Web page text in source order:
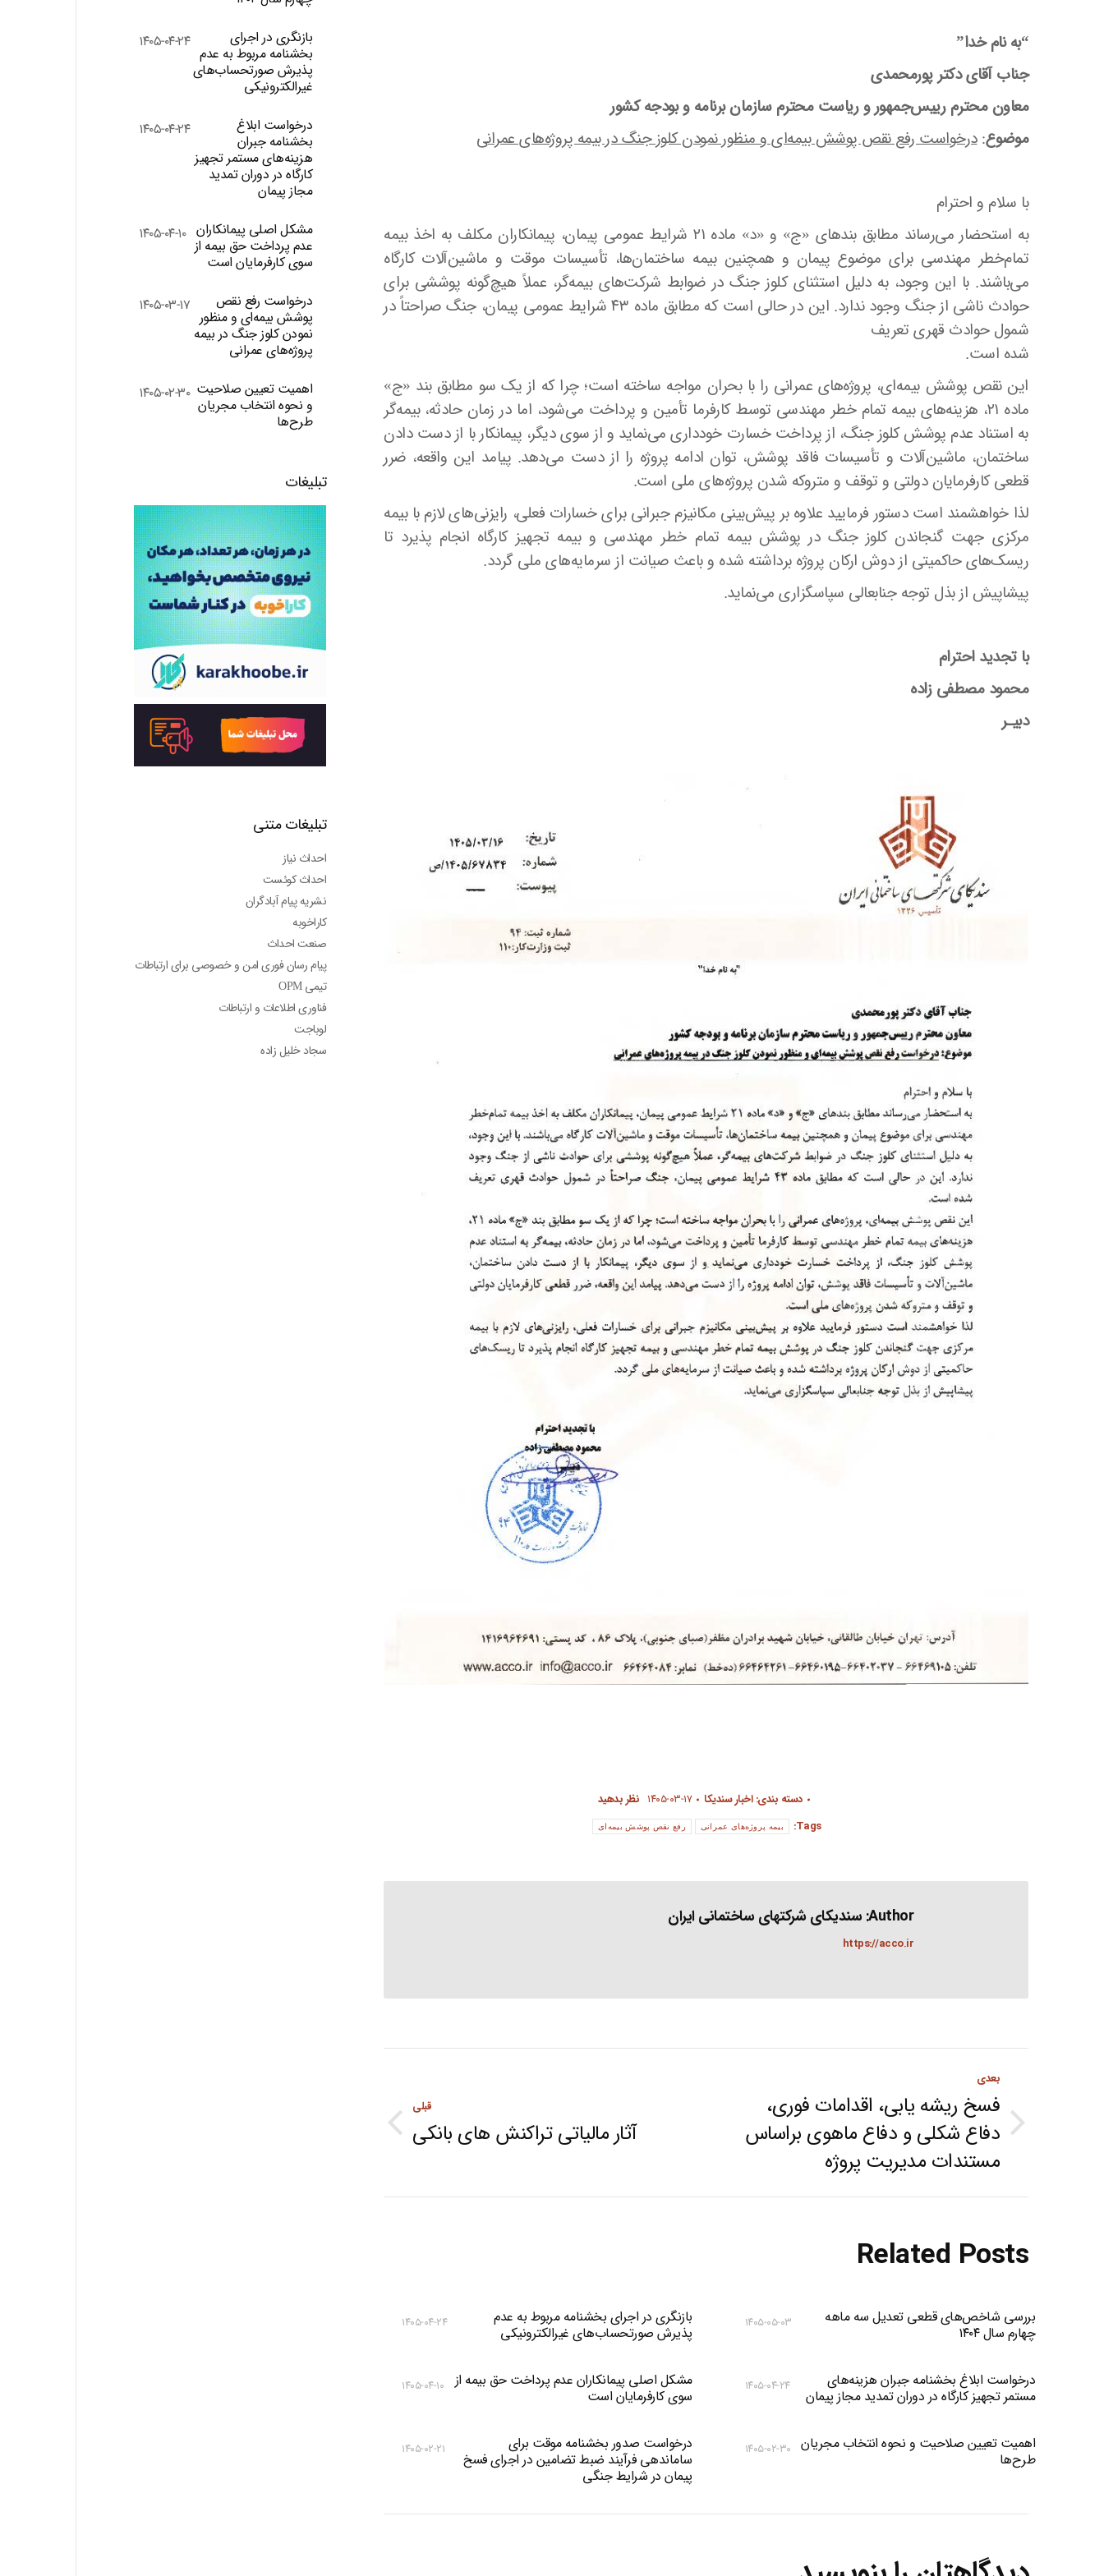
“به نام خدا”
جناب آقای دکتر پورمحمدی
معاون محترم رییس‌جمهور و ریاست محترم سازمان برنامه و بودجه کشور
موضوع:درخواست رفع نقص پوشش بیمه‌ای و منظور نمودن کلوز جنگ در بیمه پروژه‌های عمرانی
با سلام و احترام
به استحضار می‌رساند مطابق بندهای «ج» و «د» ماده ۲۱ شرایط عمومی پیمان، پیمانکاران مکلف به اخذ بیمه
تمام‌خطر مهندسی برای موضوع پیمان و همچنین بیمه ساختمان‌ها، تأسیسات موقت و ماشین‌آلات کارگاه
می‌باشند. با این وجود، به دلیل استثنای کلوز جنگ در ضوابط شرکت‌های بیمه‌گر، عملاً هیچ‌گونه پوششی برای
حوادث ناشی از جنگ وجود ندارد. این در حالی است که مطابق ماده ۴۳ شرایط عمومی پیمان، جنگ صراحتاً در
شمول حوادث قهری تعریف
شده است.
این نقص پوشش بیمه‌ای، پروژه‌های عمرانی را با بحران مواجه ساخته است؛ چرا که از یک سو مطابق بند «ج»
ماده ۲۱، هزینه‌های بیمه تمام خطر مهندسی توسط کارفرما تأمین و پرداخت می‌شود، اما در زمان حادثه، بیمه‌گر
به استناد عدم پوشش کلوز جنگ، از پرداخت خسارت خودداری می‌نماید و از سوی دیگر، پیمانکار با از دست دادن
ساختمان، ماشین‌آلات و تأسیسات فاقد پوشش، توان ادامه پروژه را از دست می‌دهد. پیامد این واقعه، ضرر
قطعی کارفرمایان دولتی و توقف و متروکه شدن پروژه‌های ملی است.
لذا خواهشمند است دستور فرمایید علاوه بر پیش‌بینی مکانیزم جبرانی برای خسارات فعلی، رایزنی‌های لازم با بیمه
مرکزی جهت گنجاندن کلوز جنگ در پوشش بیمه تمام خطر مهندسی و بیمه تجهیز کارگاه انجام پذیرد تا
ریسک‌های حاکمیتی از دوش ارکان پروژه برداشته شده و باعث صیانت از سرمایه‌های ملی گردد.
پیشاپیش از بذل توجه جنابعالی سپاسگزاری می‌نماید.
با تجدید احترام
محمود مصطفی زاده
دبیـر
دسته بندی:اخبار سندیکا ۱۴۰۵-۰۳-۱۷ نظر بدهید
Tags:
بیمه پروژه‌های عمرانی رفع نقص پوشش بیمه‌ای
Author: سندیکای شرکتهای ساختمانی ایران
https://acco.ir
Post
navigation قبلی
Previousآثار مالیاتی تراکنش های بانکی
بعدی
Next
post:
فسخ ریشه یابی، اقدامات فوری،
دفاع شکلی و دفاع ماهوی براساس
مستندات مدیریت پروژه
Related Posts
بررسی شاخص‌های قطعی تعدیل سه ماهه
چهارم سال ۱۴۰۴
۱۴۰۵-۰۵-۰۳
بازنگری در اجرای بخشنامه مربوط به عدم
پذیرش صورتحساب‌های غیرالکترونیکی
۱۴۰۵-۰۴-۲۴
درخواست ابلاغ بخشنامه جبران هزینه‌های
مستمر تجهیز کارگاه در دوران تمدید مجاز پیمان
۱۴۰۵-۰۴-۲۴
مشکل اصلی پیمانکاران عدم پرداخت حق بیمه از
سوی کارفرمایان است
۱۴۰۵-۰۴-۱۰
اهمیت تعیین صلاحیت و نحوه انتخاب مجریان
طرح‌ها
۱۴۰۵-۰۲-۳۰
درخواست صدور بخشنامه موقت برای
ساماندهی فرآیند ضبط تضامین در اجرای فسخ
پیمان در شرایط جنگی
۱۴۰۵-۰۲-۲۱
بازنگری در اجرای
بخشنامه مربوط به عدم
پذیرش صورتحساب‌های
غیرالکترونیکی
۱۴۰۵-۰۴-۲۴
درخواست ابلاغ
بخشنامه جبران
هزینه‌های مستمر تجهیز
کارگاه در دوران تمدید
مجاز پیمان
۱۴۰۵-۰۴-۲۴
مشکل اصلی پیمانکاران
عدم پرداخت حق بیمه از
سوی کارفرمایان است
۱۴۰۵-۰۴-۱۰
درخواست رفع نقص
پوشش بیمه‌ای و منظور
نمودن کلوز جنگ در بیمه
پروژه‌های عمرانی
۱۴۰۵-۰۳-۱۷
اهمیت تعیین صلاحیت
و نحوه انتخاب مجریان
طرح‌ها
۱۴۰۵-۰۲-۳۰
تبلیغات
تبلیغات متنی
احداث نیاز
احداث کوئست
نشریه پیام آبادگران
کاراخوبه
صنعت احداث
پیام رسان فوری امن و خصوصی برای ارتباطات
تیمی OPM
فناوری اطلاعات و ارتباطات
لوباجت
سجاد خلیل زاده